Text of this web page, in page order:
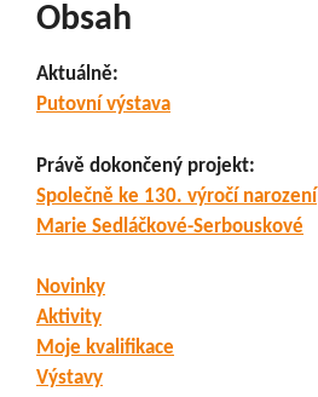
Obsah
Aktuálně:
Putovní výstava
Právě dokončený projekt:
Společně ke 130. výročí narození
Marie Sedláčkové-Serbouskové
Novinky
Aktivity
Moje kvalifikace
Výstavy